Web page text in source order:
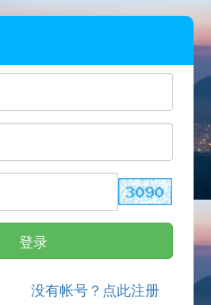
登录
没有帐号？点此注册